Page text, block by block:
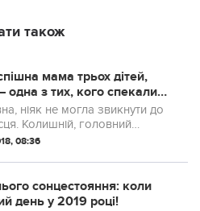
також
мама трьох дітей,
одна з тих, кого спекалися
для літніх людей
ніяк не могла звикнути до
Колишній, головний
мати трьох дітей, не
старість в будинку для
08:36
сонцестояння: коли
день у 2019 році!